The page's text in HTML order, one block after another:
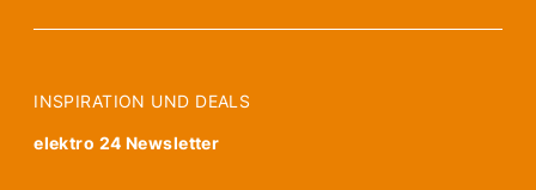
INSPIRATION UND DEALS
elektro 24 Newsletter